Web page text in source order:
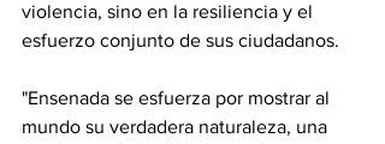
violencia, sino en la resiliencia y el
esfuerzo conjunto de sus ciudadanos.
"Ensenada se esfuerza por mostrar al
mundo su verdadera naturaleza, una